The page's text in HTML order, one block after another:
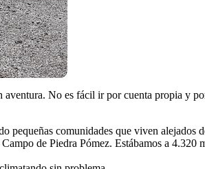
No es fácil ir por cuenta propia y
comunidades que viven alejados
de Piedra Pómez. Estábamos a